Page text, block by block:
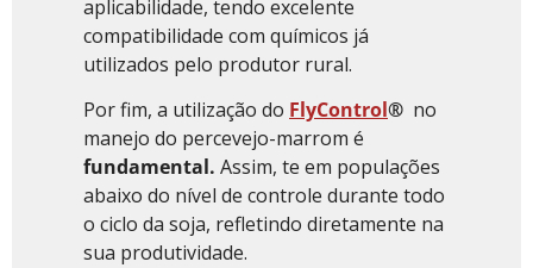
aplicabilidade, tendo excelente
compatibilidade com químicos já
utilizados pelo produtor rural.
Por fim, a utilização do FlyControl® no
manejo do percevejo-marrom é
fundamental. Assim, te em populações
abaixo do nível de controle durante todo
o ciclo da soja, refletindo diretamente na
sua produtividade.